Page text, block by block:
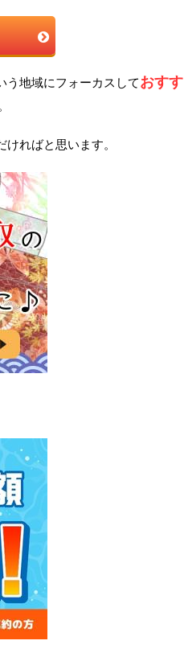
う地域にフォーカスしておすす
ればと思います。